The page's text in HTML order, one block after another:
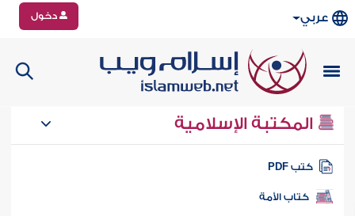
عربي دخول
المكتبة الإسلامية
كتب PDF